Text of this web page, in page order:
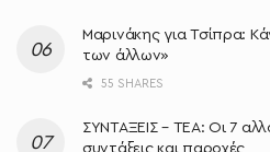
Μαρινάκης για Τσίπρα:
των άλλων»
55 SHARES
ΣΥΝΤΑΞΕΙΣ – ΤΕΑ: Οι 7
συντάξεις και παροχές